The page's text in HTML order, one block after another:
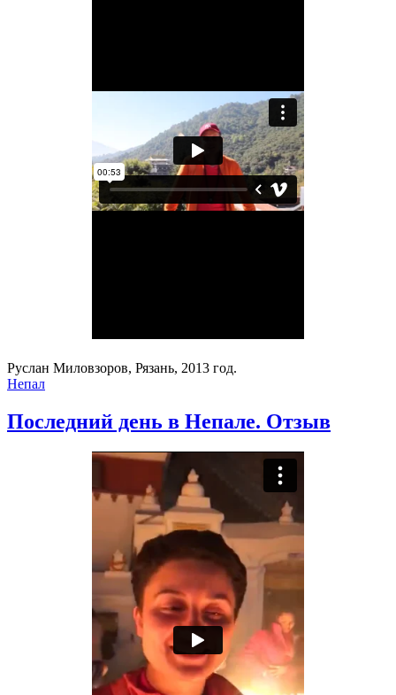
Руслан Миловзоров, Рязань, 2013 год.
Непал
Последний день в Непале. Отзыв